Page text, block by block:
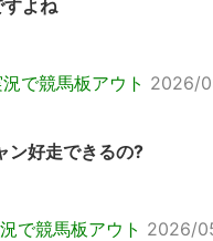
よね
で競馬板アウト 2026/
ン好走できるの?
で競馬板アウト 2026/